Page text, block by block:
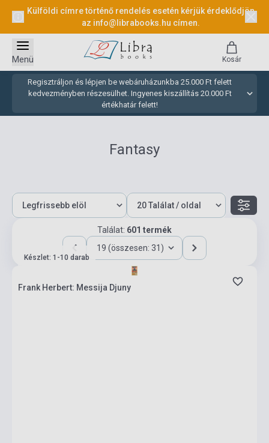
Külföldi címre történő rendelés esetén kérjük érdeklődjön
az info@librabooks.hu címen.
Regisztráljon és lépjen be webáruházunkba 25.000 Ft felett
kedvezményben részesülhet. Ingyenes kiszállítás 20.000 Ft
értékhatár felett!
Menü Kosár
Fantasy
Találat: 601 termék
19 (összesen: 31)
Készlet: 1-10 darab
Frank Herbert: Messija Djuny